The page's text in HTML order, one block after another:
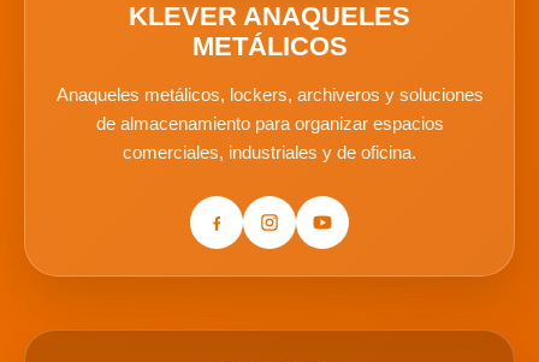
KLEVER ANAQUELES
METÁLICOS
Anaqueles metálicos, lockers, archiveros y soluciones
de almacenamiento para organizar espacios
comerciales, industriales y de oficina.